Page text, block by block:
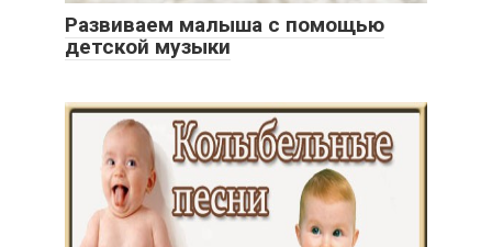
Развиваем малыша с помощью
детской музыки